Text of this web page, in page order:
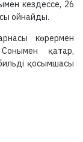
кездессе, 26
ойнайды.
көрермен
қатар,
қосымшасы